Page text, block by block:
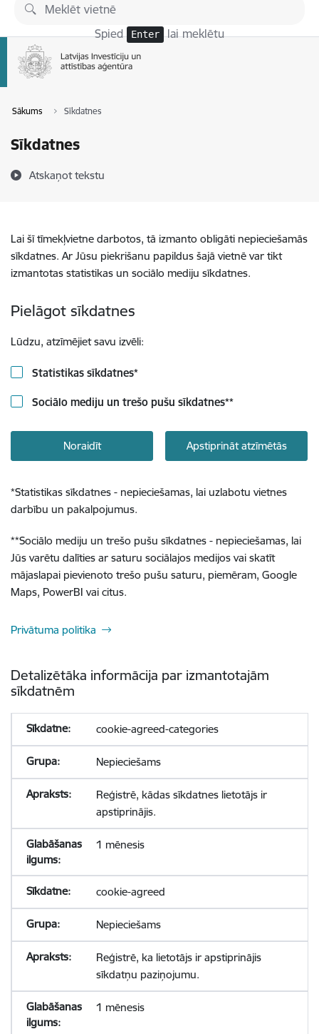
Pāriet uz lapas saturu
Spied Enter lai meklētu
Sākums Sīkdatnes
Sīkdatnes
Atskaņot tekstu
Lai šī tīmekļvietne darbotos, tā izmanto obligāti nepieciešamās
sīkdatnes. Ar Jūsu piekrišanu papildus šajā vietnē var tikt
izmantotas statistikas un sociālo mediju sīkdatnes.
Pielāgot sīkdatnes
Lūdzu, atzīmējiet savu izvēli:
Statistikas sīkdatnes*
Sociālo mediju un trešo pušu sīkdatnes**
Noraidīt Apstiprināt atzīmētās
*Statistikas sīkdatnes - nepieciešamas, lai uzlabotu vietnes
darbību un pakalpojumus.
**Sociālo mediju un trešo pušu sīkdatnes - nepieciešamas, lai
Jūs varētu dalīties ar saturu sociālajos medijos vai skatīt
mājaslapai pievienoto trešo pušu saturu, piemēram, Google
Maps, PowerBI vai citus.
Privātuma politika
Detalizētāka informācija par izmantotajām
sīkdatnēm
cookie-agreed-categories
Nepieciešams
Reģistrē, kādas sīkdatnes lietotājs ir
apstiprinājis.
1 mēnesis
cookie-agreed
Nepieciešams
Reģistrē, ka lietotājs ir apstiprinājis
sīkdatņu paziņojumu.
1 mēnesis